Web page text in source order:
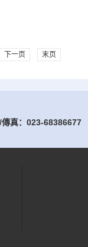
下一页 末页
真：023-68386677